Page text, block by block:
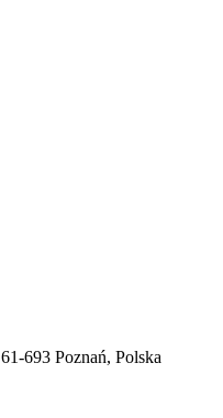
61-693 Poznań, Polska